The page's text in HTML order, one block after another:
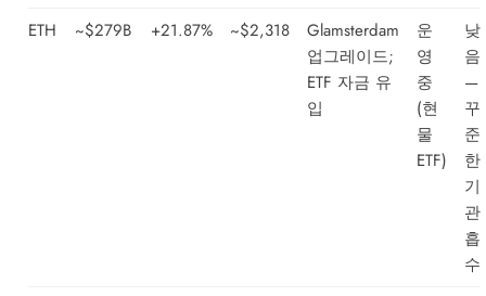
ETH
~$279B +21.87% ~$2,318
Glamsterdam
업그레이드;
ETF 자금 유
입
운
영
중
(현
물
ETF)
낮
음
—
꾸
준
한
기
관
흡
수